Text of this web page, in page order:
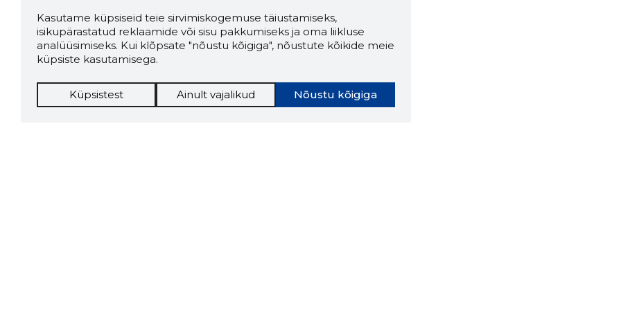
Kasutame küpsiseid teie sirvimiskogemuse täiustamiseks,
isikupärastatud reklaamide või sisu pakkumiseks ja oma liikluse
analüüsimiseks. Kui klõpsate "nõustu kõigiga", nõustute kõikide meie
küpsiste kasutamisega.
Nõustu kõigiga
Küpsistest Ainult vajalikud